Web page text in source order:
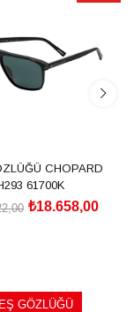
CHOPARD
61700K
₺18.658,00
GÖZLÜĞÜ